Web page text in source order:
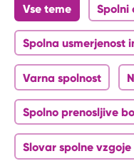
Vse teme Spolni
Spolna usmerjenost
Varna spolnost
Spolno prenosljive
Slovar spolne vzgoje